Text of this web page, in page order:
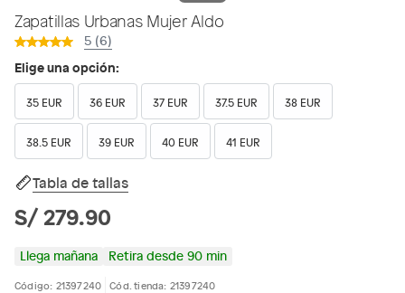
Zapatillas Urbanas Mujer Aldo
5 (6)
Elige una opción:
35 EUR 36 EUR 37 EUR 37.5 EUR 38 EUR
38.5 EUR 39 EUR 40 EUR 41 EUR
Tabla de tallas
S/ 279.90
Llega mañana Retira desde 90 min
Código: 21397240 Cód. tienda: 21397240